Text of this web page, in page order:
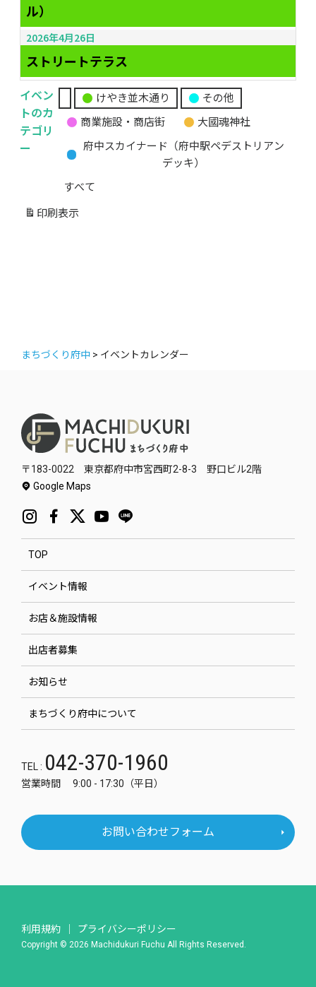
ル）
2026年4月26日
ストリートテラス
イベン
トのカ
テゴリ
ー
無
題
カ
ゴ
リ
けやき並木通り
その他
商業施設・商店街
大國魂神社
府中スカイナード（府中駅ペデストリアン
デッキ）
すべて
印刷 表示
まちづくり府中 > イベントカレンダー
〒183-0022 東京都府中市宮西町2-8-3 野口ビル2階
Google Maps
TOP
イベント情報
お店＆施設情報
出店者募集
お知らせ
まちづくり府中について
TEL : 042-370-1960
営業時間 9:00 - 17:30（平日）
お問い合わせフォーム
利用規約 プライバシーポリシー
Copyright © 2026 Machidukuri Fuchu All Rights Reserved.